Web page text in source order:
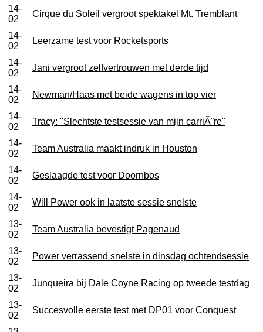
14-
02
Cirque du Soleil vergroot spektakel Mt. Tremblant
14-
02
Leerzame test voor Rocketsports
14-
02
Jani vergroot zelfvertrouwen met derde tijd
14-
02
Newman/Haas met beide wagens in top vier
14-
02
Tracy: "Slechtste testsessie van mijn carriÃ¨re"
14-
02
Team Australia maakt indruk in Houston
14-
02
Geslaagde test voor Doornbos
14-
02
Will Power ook in laatste sessie snelste
13-
02
Team Australia bevestigt Pagenaud
13-
02
Power verrassend snelste in dinsdag ochtendsessie
13-
02
Junqueira bij Dale Coyne Racing op tweede testdag
13-
02
Succesvolle eerste test met DP01 voor Conquest